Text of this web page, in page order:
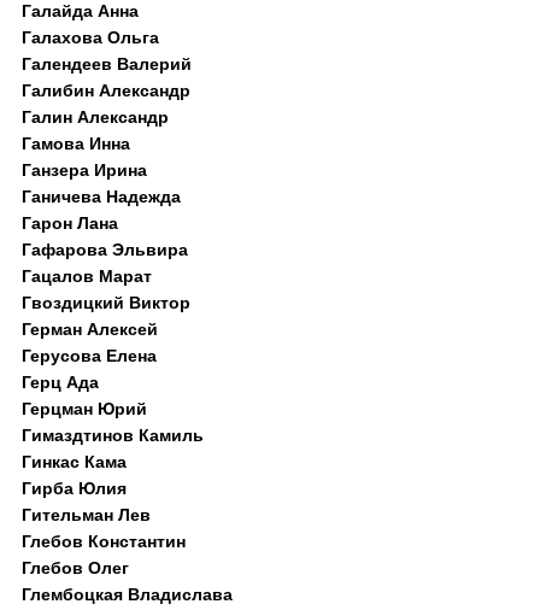
Галайда Анна
Галахова Ольга
Галендеев Валерий
Галибин Александр
Галин Александр
Гамова Инна
Ганзера Ирина
Ганичева Надежда
Гарон Лана
Гафарова Эльвира
Гацалов Марат
Гвоздицкий Виктор
Герман Алексей
Герусова Елена
Герц Ада
Герцман Юрий
Гимаздтинов Камиль
Гинкас Кама
Гирба Юлия
Гительман Лев
Глебов Константин
Глебов Олег
Глембоцкая Владислава